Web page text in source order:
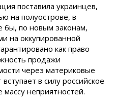
поставила украинцев,
на полуострове, в
бы, по новым законам,
на оккупированной
как право
продажи
через материковые
в силу российское
неприятностей.